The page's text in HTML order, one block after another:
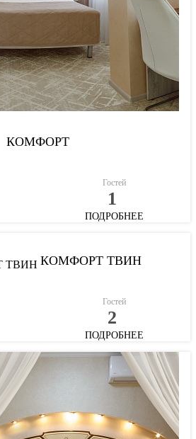
КОМФОРТ
Гостей
1
ПОДРОБНЕЕ
КОМФОРТ ТВИН
Гостей
2
ПОДРОБНЕЕ